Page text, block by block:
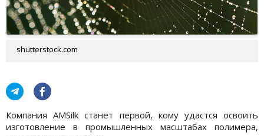
shutterstock.com
Компания AMSilk станет первой, кому удастся освоить
изготовление в промышленных масштабах полимера,